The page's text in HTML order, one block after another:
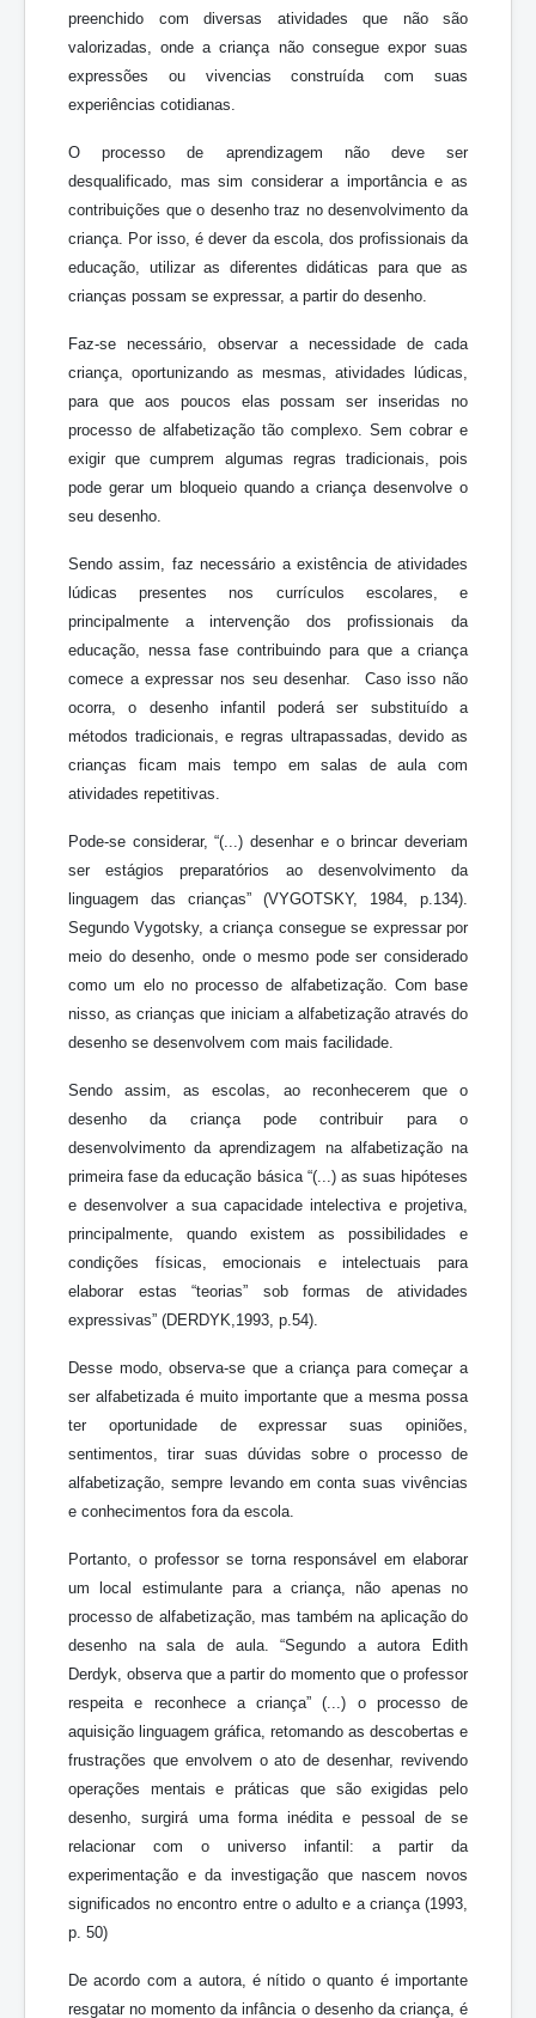
preenchido com diversas atividades que não são
valorizadas, onde a criança não consegue expor suas
expressões ou vivencias construída com suas
experiências cotidianas.
O processo de aprendizagem não deve ser
desqualificado, mas sim considerar a importância e as
contribuições que o desenho traz no desenvolvimento da
criança. Por isso, é dever da escola, dos profissionais da
educação, utilizar as diferentes didáticas para que as
crianças possam se expressar, a partir do desenho.
Faz-se necessário, observar a necessidade de cada
criança, oportunizando as mesmas, atividades lúdicas,
para que aos poucos elas possam ser inseridas no
processo de alfabetização tão complexo. Sem cobrar e
exigir que cumprem algumas regras tradicionais, pois
pode gerar um bloqueio quando a criança desenvolve o
seu desenho.
Sendo assim, faz necessário a existência de atividades
lúdicas presentes nos currículos escolares, e
principalmente a intervenção dos profissionais da
educação, nessa fase contribuindo para que a criança
comece a expressar nos seu desenhar. Caso isso não
ocorra, o desenho infantil poderá ser substituído a
métodos tradicionais, e regras ultrapassadas, devido as
crianças ficam mais tempo em salas de aula com
atividades repetitivas.
Pode-se considerar, “(...) desenhar e o brincar deveriam
ser estágios preparatórios ao desenvolvimento da
linguagem das crianças” (VYGOTSKY, 1984, p.134).
Segundo Vygotsky, a criança consegue se expressar por
meio do desenho, onde o mesmo pode ser considerado
como um elo no processo de alfabetização. Com base
nisso, as crianças que iniciam a alfabetização através do
desenho se desenvolvem com mais facilidade.
Sendo assim, as escolas, ao reconhecerem que o
desenho da criança pode contribuir para o
desenvolvimento da aprendizagem na alfabetização na
primeira fase da educação básica “(...) as suas hipóteses
e desenvolver a sua capacidade intelectiva e projetiva,
principalmente, quando existem as possibilidades e
condições físicas, emocionais e intelectuais para
elaborar estas “teorias” sob formas de atividades
expressivas” (DERDYK,1993, p.54).
Desse modo, observa-se que a criança para começar a
ser alfabetizada é muito importante que a mesma possa
ter oportunidade de expressar suas opiniões,
sentimentos, tirar suas dúvidas sobre o processo de
alfabetização, sempre levando em conta suas vivências
e conhecimentos fora da escola.
Portanto, o professor se torna responsável em elaborar
um local estimulante para a criança, não apenas no
processo de alfabetização, mas também na aplicação do
desenho na sala de aula. “Segundo a autora Edith
Derdyk, observa que a partir do momento que o professor
respeita e reconhece a criança” (...) o processo de
aquisição linguagem gráfica, retomando as descobertas e
frustrações que envolvem o ato de desenhar, revivendo
operações mentais e práticas que são exigidas pelo
desenho, surgirá uma forma inédita e pessoal de se
relacionar com o universo infantil: a partir da
experimentação e da investigação que nascem novos
significados no encontro entre o adulto e a criança (1993,
p. 50)
De acordo com a autora, é nítido o quanto é importante
resgatar no momento da infância o desenho da criança, é